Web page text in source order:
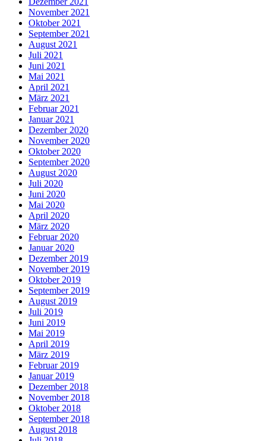
November 2021
Oktober 2021
September 2021
August 2021
Juli 2021
Juni 2021
Mai 2021
April 2021
März 2021
Februar 2021
Januar 2021
Dezember 2020
November 2020
Oktober 2020
September 2020
August 2020
Juli 2020
Juni 2020
Mai 2020
April 2020
März 2020
Februar 2020
Januar 2020
Dezember 2019
November 2019
Oktober 2019
September 2019
August 2019
Juli 2019
Juni 2019
Mai 2019
April 2019
März 2019
Februar 2019
Januar 2019
Dezember 2018
November 2018
Oktober 2018
September 2018
August 2018